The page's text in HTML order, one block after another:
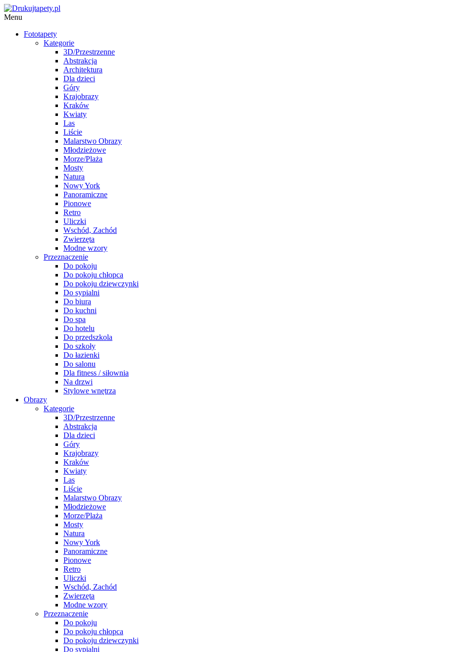
Menu
Fototapety
Kategorie
3D/Przestrzenne
Abstrakcja
Architektura
Dla dzieci
Góry
Krajobrazy
Kraków
Kwiaty
Las
Liście
Malarstwo Obrazy
Młodzieżowe
Morze/Plaża
Mosty
Natura
Nowy York
Panoramiczne
Pionowe
Retro
Uliczki
Wschód, Zachód
Zwierzęta
Modne wzory
Przeznaczenie
Do pokoju
Do pokoju chłopca
Do pokoju dziewczynki
Do sypialni
Do biura
Do kuchni
Do spa
Do hotelu
Do przedszkola
Do szkoły
Do łazienki
Do salonu
Dla fitness / siłownia
Na drzwi
Stylowe wnętrza
Obrazy
Kategorie
3D/Przestrzenne
Abstrakcja
Dla dzieci
Góry
Krajobrazy
Kraków
Kwiaty
Las
Liście
Malarstwo Obrazy
Młodzieżowe
Morze/Plaża
Mosty
Natura
Nowy York
Panoramiczne
Pionowe
Retro
Uliczki
Wschód, Zachód
Zwierzęta
Modne wzory
Przeznaczenie
Do pokoju
Do pokoju chłopca
Do pokoju dziewczynki
Do sypialni